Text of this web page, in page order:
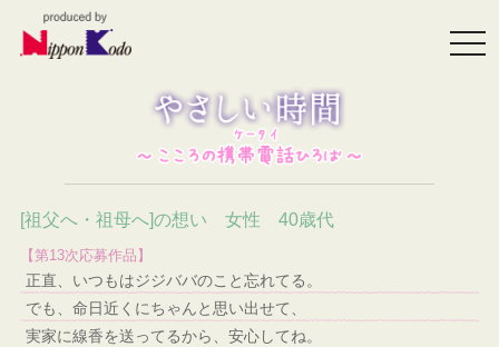
[祖父へ・祖母へ]の想い 女性 40歳代
【第13次応募作品】
正直、いつもはジジババのこと忘れてる。
でも、命日近くにちゃんと思い出せて、
実家に線香を送ってるから、安心してね。